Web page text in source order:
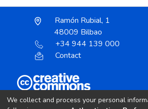
Ramón Rubial, 1
48009 Bilbao
+34 944 139 000
Contact
Unless otherwise noted, the item
We collect and process your personal